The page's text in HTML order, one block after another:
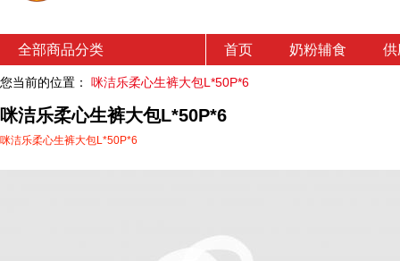
全部商品分类 首页 奶粉辅食 供
您当前的位置： 咪洁乐柔心生裤大包L*50P*6
咪洁乐柔心生裤大包L*50P*6
咪洁乐柔心生裤大包L*50P*6